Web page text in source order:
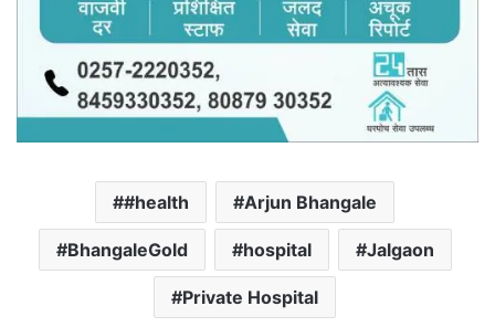
#health Arjun Bhangale
BhangaleGold hospital Jalgaon
Private Hospital